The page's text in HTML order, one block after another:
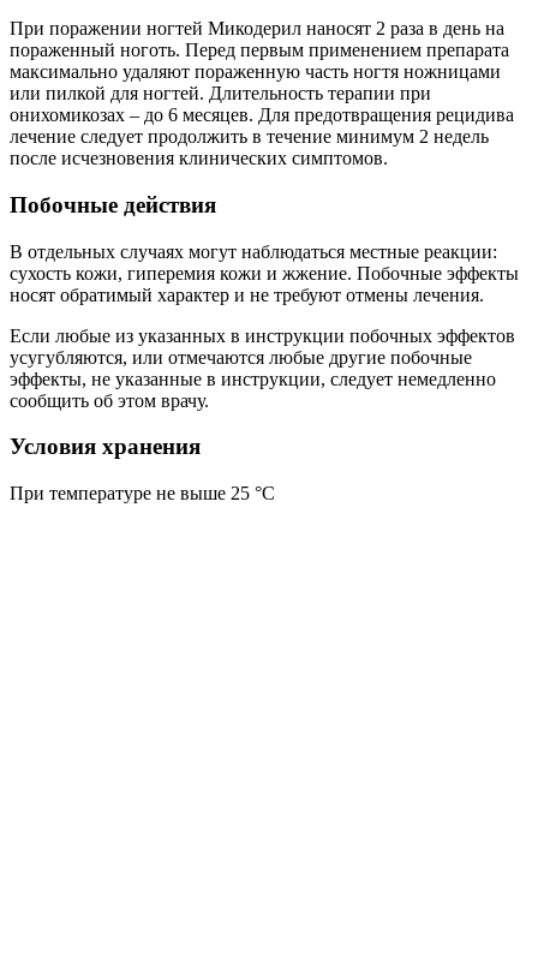
При поражении ногтей Микодерил наносят 2 раза в день на
пораженный ноготь. Перед первым применением препарата
максимально удаляют пораженную часть ногтя ножницами
или пилкой для ногтей. Длительность терапии при
онихомикозах – до 6 месяцев. Для предотвращения рецидива
лечение следует продолжить в течение минимум 2 недель
после исчезновения клинических симптомов.
Побочные действия
В отдельных случаях могут наблюдаться местные реакции:
сухость кожи, гиперемия кожи и жжение. Побочные эффекты
носят обратимый характер и не требуют отмены лечения.
Если любые из указанных в инструкции побочных эффектов
усугубляются, или отмечаются любые другие побочные
эффекты, не указанные в инструкции, следует немедленно
сообщить об этом врачу.
Условия хранения
При температуре не выше 25 °C